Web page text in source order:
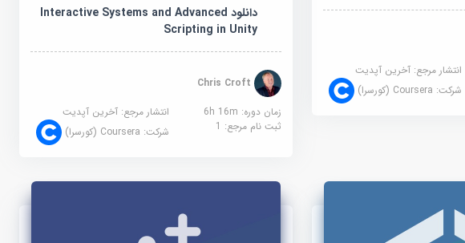
انتشار مرجع: آخرین آپدیت
شرکت: Coursera (کورسرا)
دانلود Interactive Systems and Advanced
Scripting in Unity
Chris Croft
زمان دوره: 6h 16m
انتشار مرجع:آخرین آپدیت
ثبت نام مرجع: 1 شرکت: Coursera (کورسرا)